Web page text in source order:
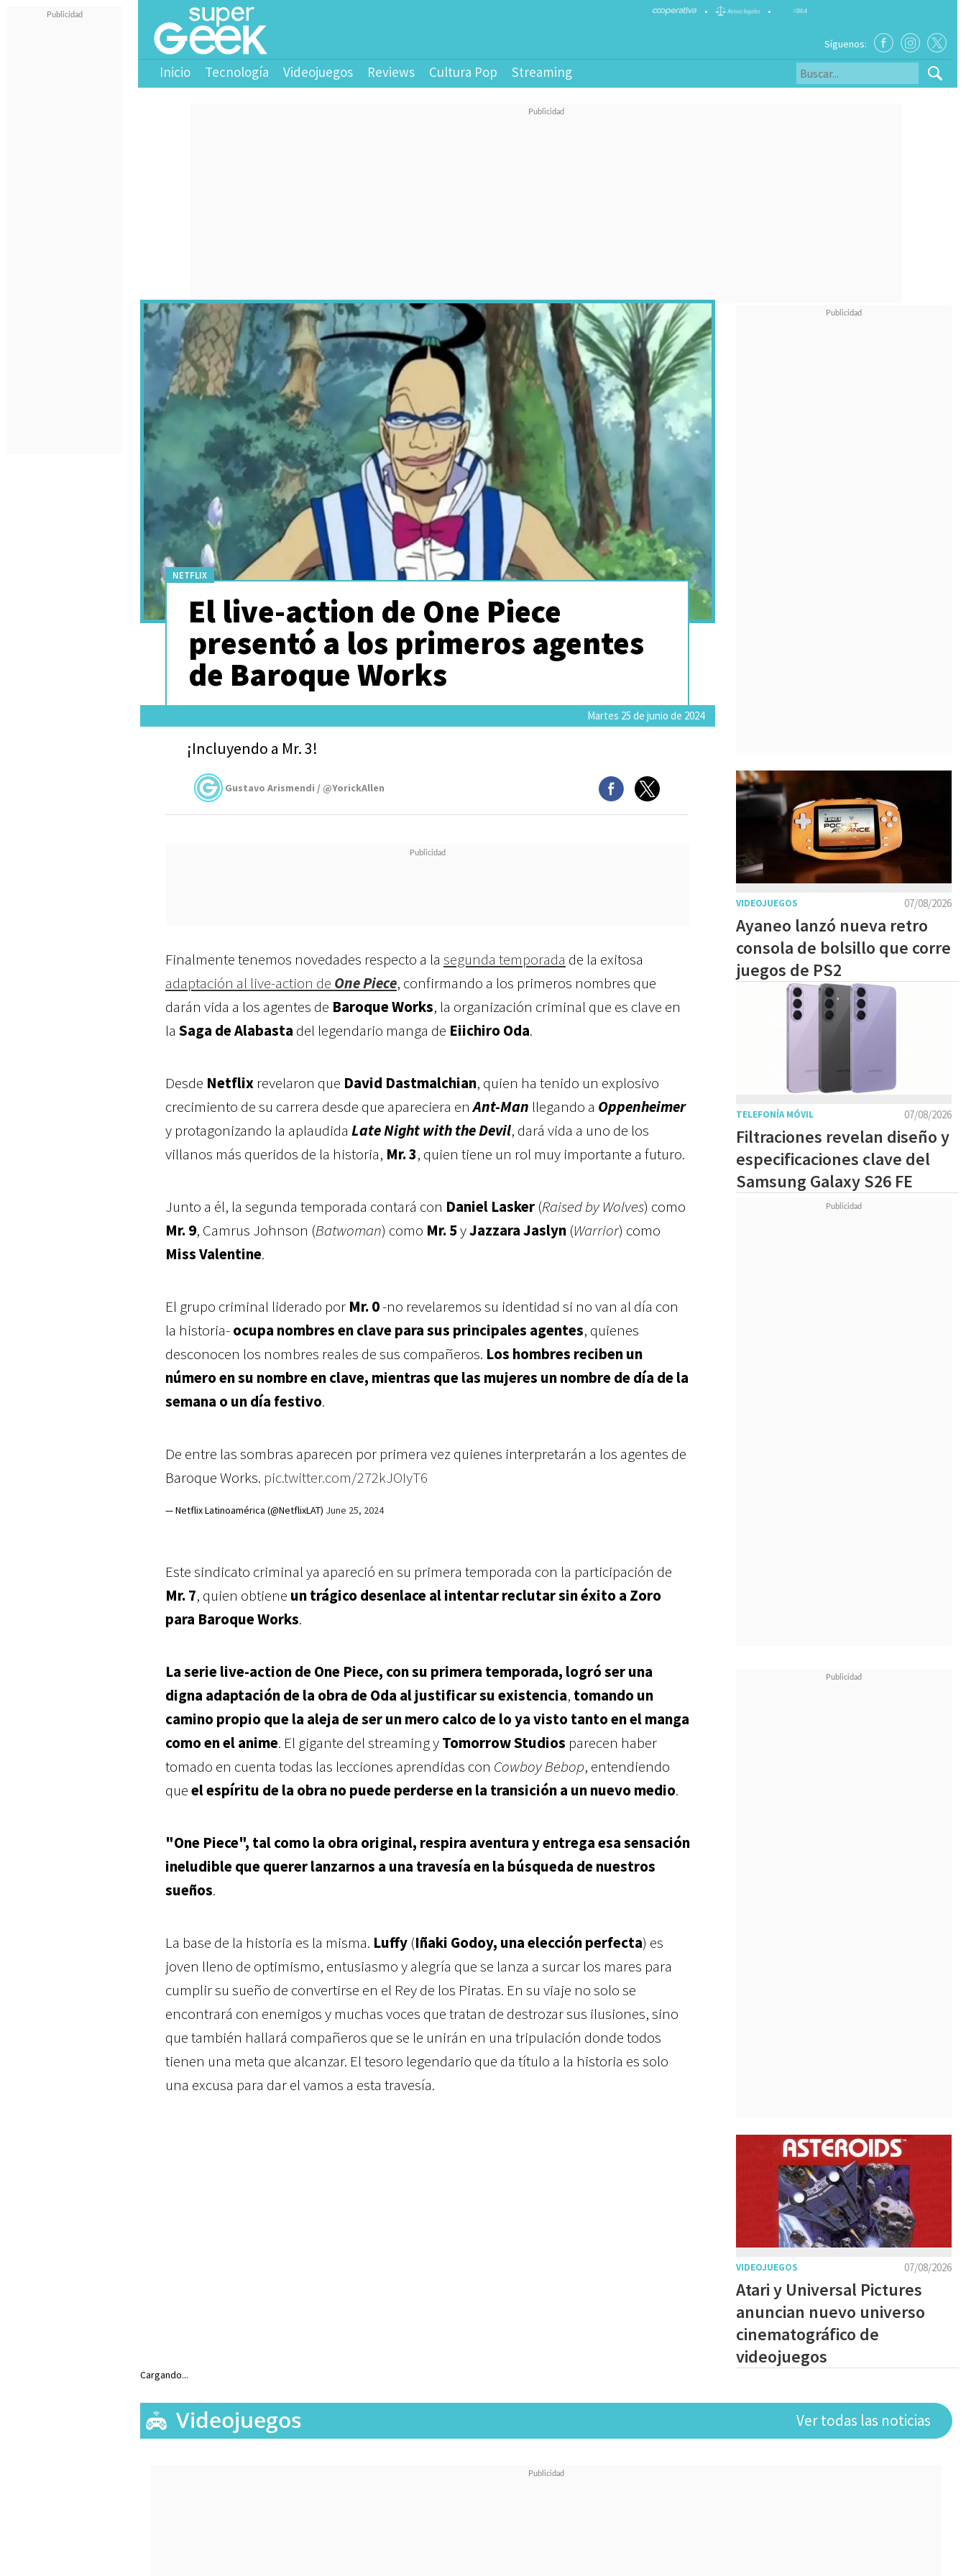
• •
Síguenos:
Inicio Tecnología Videojuegos Reviews Cultura Pop Streaming
NETFLIX
El live-action de One Piece
presentó a los primeros agentes
de Baroque Works
Martes 25 de junio de 2024
¡Incluyendo a Mr. 3!
Gustavo Arismendi / @YorickAllen
Finalmente tenemos novedades respecto a la segunda temporada de la exitosa
adaptación al live-action de One Piece, confirmando a los primeros nombres que
darán vida a los agentes de Baroque Works, la organización criminal que es clave en
la Saga de Alabasta del legendario manga de Eiichiro Oda.
Desde Netflix revelaron que David Dastmalchian, quien ha tenido un explosivo
crecimiento de su carrera desde que apareciera enAnt-Man llegando a Oppenheimer
y protagonizando la aplaudida Late Night with the Devil, dará vida a uno de los
villanos más queridos de la historia, Mr. 3, quien tiene un rol muy importante a futuro.
Junto a él, la segunda temporada contará con Daniel Lasker (Raised by Wolves) como
Mr. 9, Camrus Johnson (Batwoman) como Mr. 5yJazzara Jaslyn (Warrior) como
Miss Valentine.
El grupo criminal liderado por Mr. 0-no revelaremos su identidad si no van al día con
la historia-ocupa nombres en clave para sus principales agentes, quienes
desconocen los nombres reales de sus compañeros. Los hombres reciben un
número en su nombre en clave, mientras que las mujeres un nombre de día de la
semana o un día festivo.
De entre las sombras aparecen por primera vez quienes interpretarán a los agentes de
Baroque Works. pic.twitter.com/272kJOIyT6
— Netflix Latinoamérica (@NetflixLAT) June 25, 2024
Este sindicato criminal ya apareció en su primera temporada con la participación de
Mr. 7, quien obtiene un trágico desenlace al intentar reclutar sin éxito a Zoro
para Baroque Works.
La serie live-action de One Piece, con su primera temporada, logró ser una
digna adaptación de la obra de Oda al justificar su existencia, tomando un
camino propio que la aleja de ser un mero calco de lo ya visto tanto en el manga
como en el anime. El gigante del streaming yTomorrow Studios parecen haber
tomado en cuenta todas las lecciones aprendidas con Cowboy Bebop, entendiendo
queel espíritu de la obra no puede perderse en la transición a un nuevo medio.
"One Piece", tal como la obra original, respira aventura y entrega esa sensación
ineludible que querer lanzarnos a una travesía en la búsqueda de nuestros
sueños.
La base de la historia es la misma. Luffy (Iñaki Godoy, una elección perfecta) es
joven lleno de optimismo, entusiasmo y alegría que se lanza a surcar los mares para
cumplir su sueño de convertirse en el Rey de los Piratas. En su viaje no solo se
encontrará con enemigos y muchas voces que tratan de destrozar sus ilusiones, sino
que también hallará compañeros que se le unirán en una tripulación donde todos
tienen una meta que alcanzar. El tesoro legendario que da título a la historia es solo
una excusa para dar el vamos a esta travesía.
07/08/2026
VIDEOJUEGOS
Ayaneo lanzó nueva retro
consola de bolsillo que corre
juegos de PS2
07/08/2026
TELEFONÍA MÓVIL
Filtraciones revelan diseño y
especificaciones clave del
Samsung Galaxy S26 FE
07/08/2026
VIDEOJUEGOS
Atari y Universal Pictures
anuncian nuevo universo
cinematográfico de
videojuegos
Cargando...
Ver todas las noticias
Videojuegos